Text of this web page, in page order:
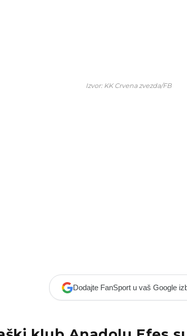
Izvor: KK Crvena zvezda/FB
Dodajte FanSport u vaš Google